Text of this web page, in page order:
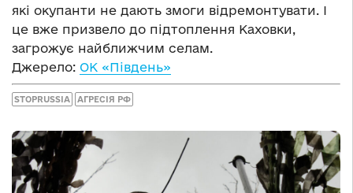
які окупанти не дають змоги відремонтувати. І
це вже призвело до підтоплення Каховки,
загрожує найближчим селам.
Джерело: ОК «Південь»
STOPRUSSIA АГРЕСІЯ РФ